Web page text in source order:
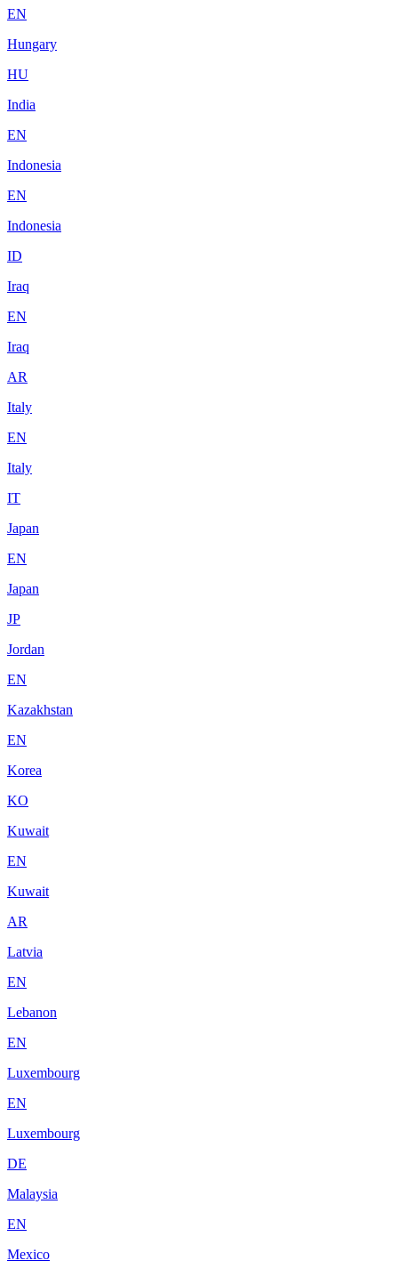
EN
Hungary
HU
India
EN
Indonesia
EN
Indonesia
ID
Iraq
EN
Iraq
AR
Italy
EN
Italy
IT
Japan
EN
Japan
JP
Jordan
EN
Kazakhstan
EN
Korea
KO
Kuwait
EN
Kuwait
AR
Latvia
EN
Lebanon
EN
Luxembourg
EN
Luxembourg
DE
Malaysia
EN
Mexico